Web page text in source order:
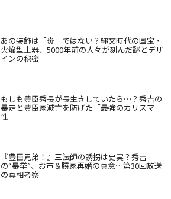
あの装飾は「炎」ではない？縄文時代の国宝・
火焔型土器、5000年前の人々が刻んだ謎とデザ
インの秘密
もしも豊臣秀長が長生きしていたら…？秀吉の
暴走と豊臣家滅亡を防げた「最強のカリスマ
性」
『豊臣兄弟！』三法師の誘拐は史実？秀吉
の“暴挙”、お市＆勝家再婚の真意…第30回放送
の真相考察